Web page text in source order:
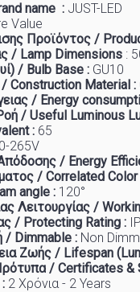
name : JUST-LED
Value
Προϊόντος /
/ Lamp Dimensions :
/ Bulb Base : GU10
Construction Material :
/ Energy
/ Useful Luminous
: 65
265V
/ Energy
/ Correlated Color
angle : 120°
Λειτουργίας /
/ Protecting Rating :
/ Dimmable : Non
Ζωής / Lifespan
/ Certificates &
2 Χρόνια - 2 Years